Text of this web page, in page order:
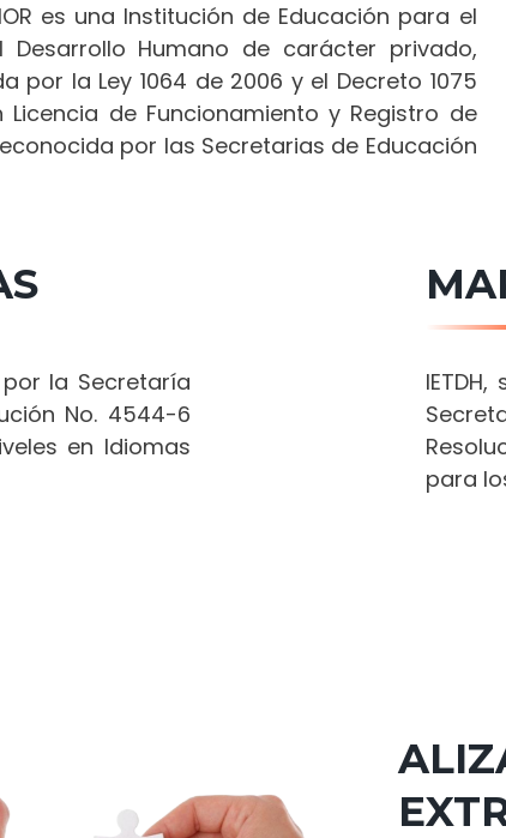
es una Institución de Educación para el
Desarrollo Humano de carácter privado,
por la Ley 1064 de 2006 y el Decreto 1075
Licencia de Funcionamiento y Registro de
por las Secretarias de Educación
la Secretaría
No. 4544-6
en Idiomas
para